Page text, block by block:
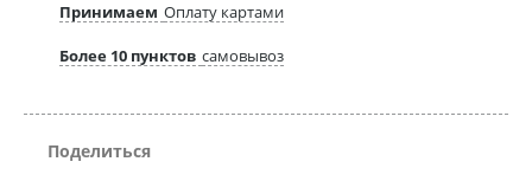
Принимаем Оплату картами
Более 10 пунктов самовывоз
Поделиться